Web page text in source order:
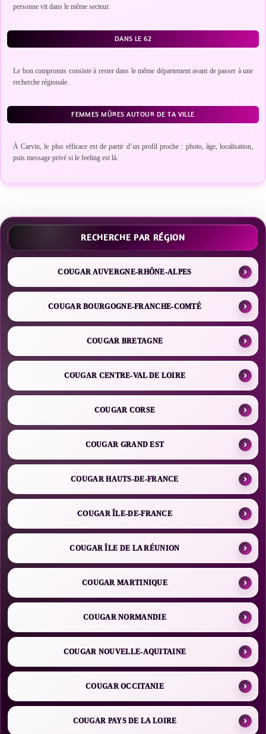
personne vit dans le même secteur.
DANS LE 62
Le bon compromis consiste à rester dans le même département avant de passer à une
recherche régionale.
FEMMES MÛRES AUTOUR DE TA VILLE
À Carvin, le plus efficace est de partir d’un profil proche : photo, âge, localisation,
puis message privé si le feeling est là.
RECHERCHE PAR RÉGION
COUGAR AUVERGNE-RHÔNE-ALPES
COUGAR BOURGOGNE-FRANCHE-COMTÉ
COUGAR BRETAGNE
COUGAR CENTRE-VAL DE LOIRE
COUGAR CORSE
COUGAR GRAND EST
COUGAR HAUTS-DE-FRANCE
COUGAR ÎLE-DE-FRANCE
COUGAR ÎLE DE LA RÉUNION
COUGAR MARTINIQUE
COUGAR NORMANDIE
COUGAR NOUVELLE-AQUITAINE
COUGAR OCCITANIE
COUGAR PAYS DE LA LOIRE